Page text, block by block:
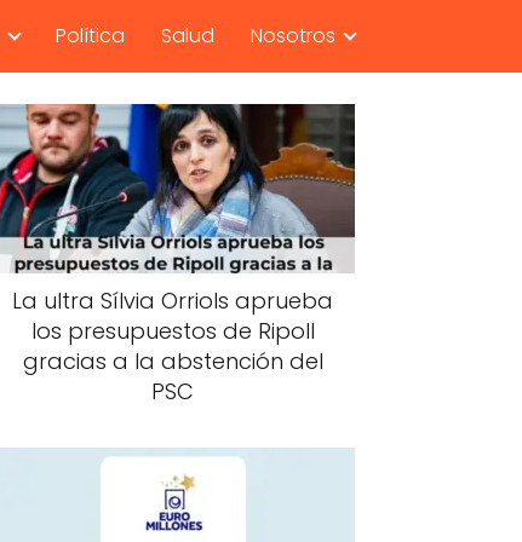
Política Salud Nosotros
La ultra Sílvia Orriols aprueba
los presupuestos de Ripoll
gracias a la abstención del
PSC